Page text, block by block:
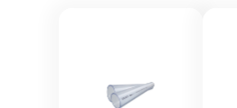
Ver más